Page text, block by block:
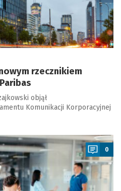
rzecznikiem
objął
Komunikacji Korporacyjnej
0